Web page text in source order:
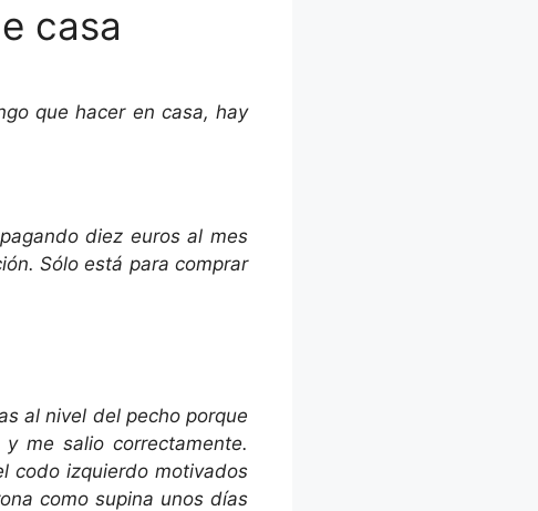
casa
que hacer en casa, hay
diez euros al mes
Sólo está para comprar
al nivel del pecho porque
me salio correctamente.
codo izquierdo motivados
como supina unos días